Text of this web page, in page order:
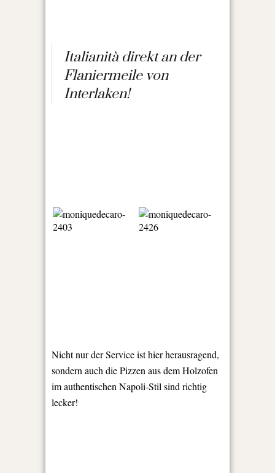
Italianità direkt an der
Flaniermeile von
Interlaken!
Nicht nur der Service ist hier herausragend,
sondern auch die Pizzen aus dem Holzofen
im authentischen Napoli-Stil sind richtig
lecker!